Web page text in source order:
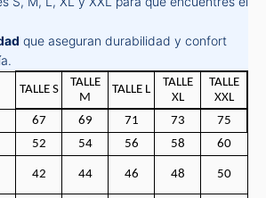
que aseguran durabilidad y confort
TALLE S
TALLE
M
TALLE L
TALLE
XL
TALLE
XXL
67 69 71 73
75
52 54 56 58
60
42 44 46 48 50